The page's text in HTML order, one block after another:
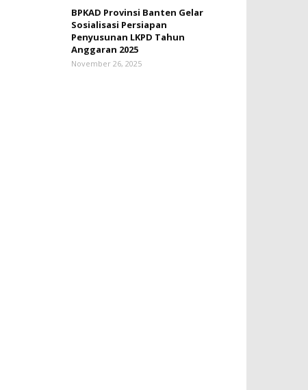
BPKAD Provinsi Banten Gelar
Sosialisasi Persiapan
Penyusunan LKPD Tahun
Anggaran 2025
November 26, 2025